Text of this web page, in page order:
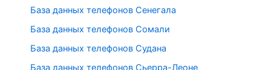
База данных телефонов Сенегала
База данных телефонов Сомали
База данных телефонов Судана
База данных телефонов Сьерра-Леоне